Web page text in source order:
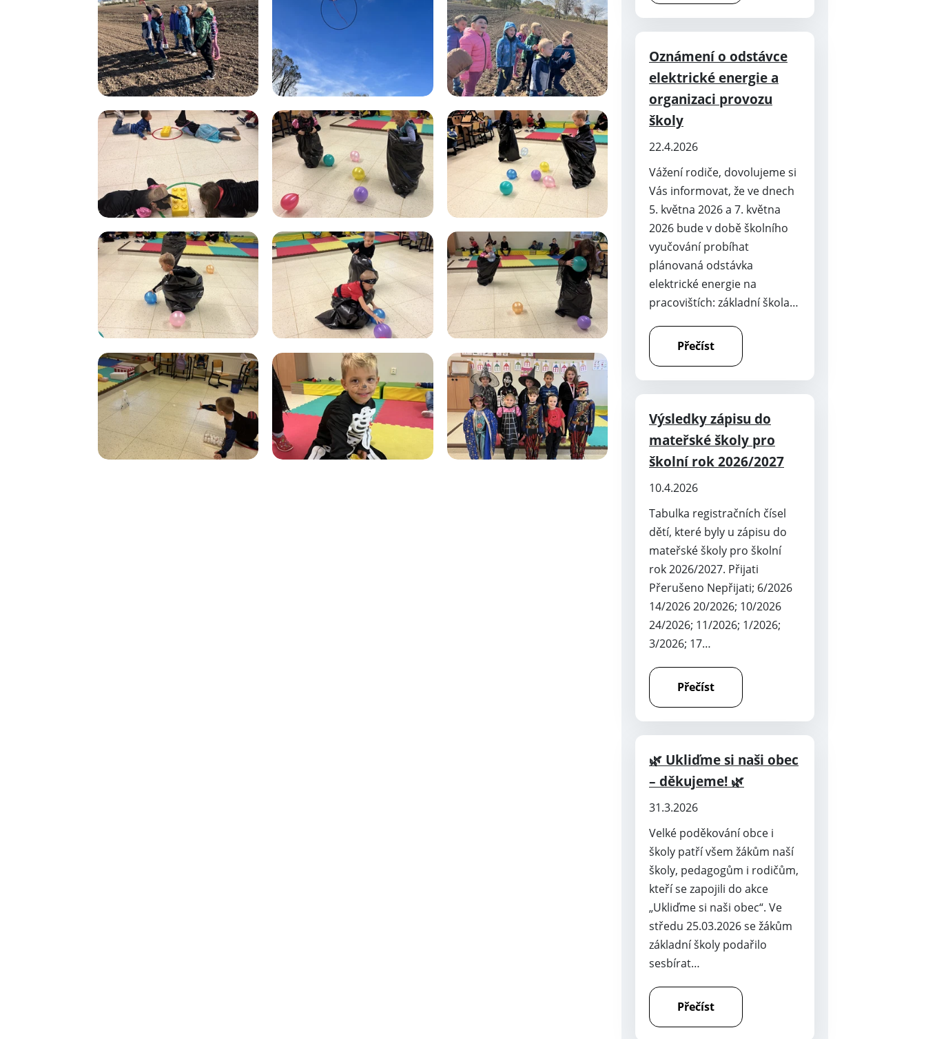
Oznámení o odstávce
elektrické energie a
organizaci provozu
školy
22.4.2026
Vážení rodiče, dovolujeme si
Vás informovat, že ve dnech
5. května 2026 a 7. května
2026 bude v době školního
vyučování probíhat
plánovaná odstávka
elektrické energie na
pracovištích: základní škola…
Přečíst
Výsledky zápisu do
mateřské školy pro
školní rok 2026/2027
10.4.2026
Tabulka registračních čísel
dětí, které byly u zápisu do
mateřské školy pro školní
rok 2026/2027. Přijati
Přerušeno Nepřijati; 6/2026
14/2026 20/2026; 10/2026
24/2026; 11/2026; 1/2026;
3/2026; 17…
Přečíst
🌿 Ukliďme si naši obec
– děkujeme! 🌿
31.3.2026
Velké poděkování obce i
školy patří všem žákům naší
školy, pedagogům i rodičům,
kteří se zapojili do akce
„Ukliďme si naši obec“. Ve
středu 25.03.2026 se žákům
základní školy podařilo
sesbírat…
Přečíst